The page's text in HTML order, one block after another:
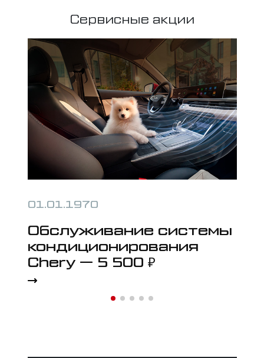
Сервисные акции
01.01.1970
Обслуживание системы
кондиционирования
Chery — 5 500 ₽